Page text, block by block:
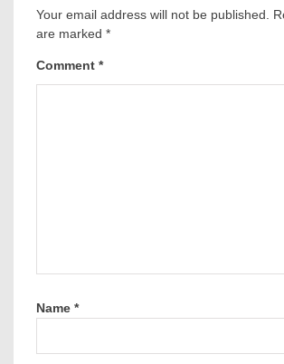
Your email address will not be published.
are marked *
Comment *
Name *